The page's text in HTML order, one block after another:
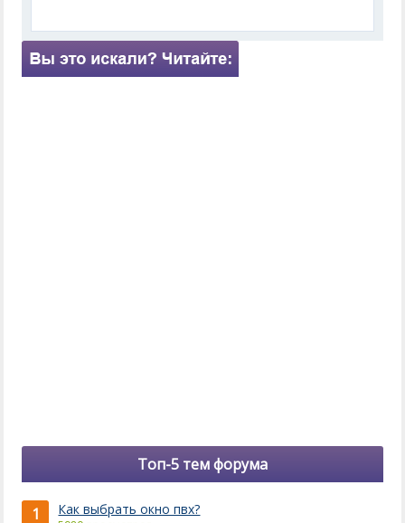
Топ-5 тем форума
1 Как выбрать окно пвх?